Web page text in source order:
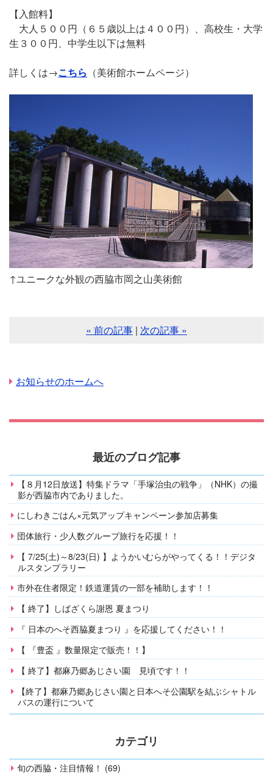
【入館料】
大人５００円（６５歳以上は４００円）、高校生・大学
生３００円、中学生以下は無料
詳しくは→こちら （美術館ホームページ）
↑ユニークな外観の西脇市岡之山美術館
« 前の記事 | 次の記事 »
お知らせのホームへ
最近のブログ記事
【８月12日放送】特集ドラマ「手塚治虫の戦争」（NHK）の撮
影が西脇市内でありました。
にしわきごはん×元気アップキャンペーン参加店募集
団体旅行・少人数グループ旅行を応援！！
【 7/25(土)～8/23(日) 】ようかいむらがやってくる！！デジタ
ルスタンプラリー
市外在住者限定！鉄道運賃の一部を補助します！！
【 終了】しばざくら謝恩 夏まつり
『 日本のへそ西脇夏まつり 』を応援してください！！
【 『豊盃 』数量限定で販売！！】
【 終了】都麻乃郷あじさい園 見頃です！！
【終了】都麻乃郷あじさい園と日本へそ公園駅を結ぶシャトル
バスの運行について
カテゴリ
旬の西脇・注目情報！ (69)